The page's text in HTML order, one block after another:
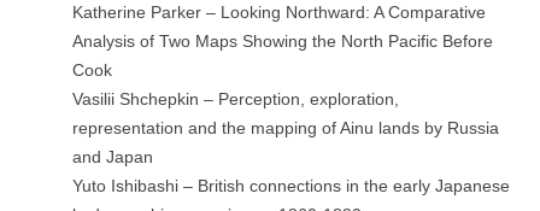
Katherine Parker – Looking Northward: A Comparative
Analysis of Two Maps Showing the North Pacific Before
Cook
Vasilii Shchepkin – Perception, exploration,
representation and the mapping of Ainu lands by Russia
and Japan
Yuto Ishibashi – British connections in the early Japanese